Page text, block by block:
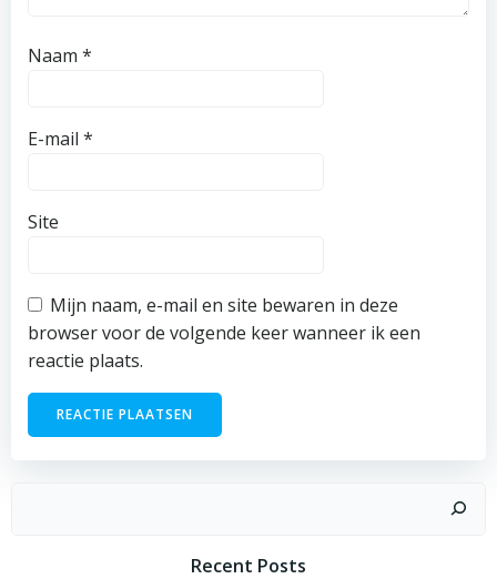
Naam *
E-mail *
Site
Mijn naam, e-mail en site bewaren in deze
browser voor de volgende keer wanneer ik een
reactie plaats.
Recent Posts